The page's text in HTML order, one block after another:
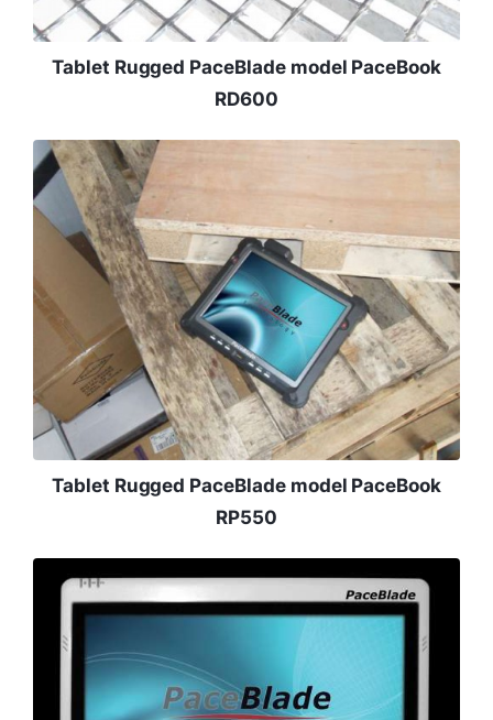
Tablet Rugged PaceBlade model PaceBook
RD600
Tablet Rugged PaceBlade model PaceBook
RP550